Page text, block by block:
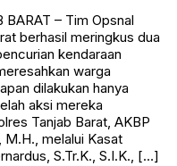
BARAT – Tim Opsnal
berhasil meringkus dua
kendaraan
warga
dilakukan hanya
aksi mereka
Tanjab Barat, AKBP
M.H., melalui Kasat
S.Tr.K., S.I.K., […]